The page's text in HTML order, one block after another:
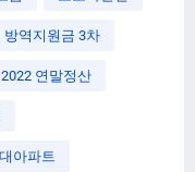
방역지원금 3차
2022 연말정산
아파트